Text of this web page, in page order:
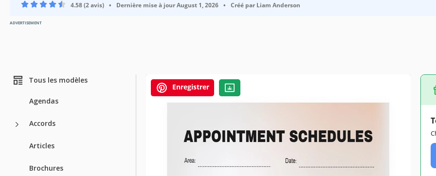
4.58 (2 avis) • Dernière mise à jourAugust 1, 2026 • Créé par Liam Anderson
ADVERTISEMENT
Tous les modèles
Agendas
Accords
Articles
Brochures
Enregistrer